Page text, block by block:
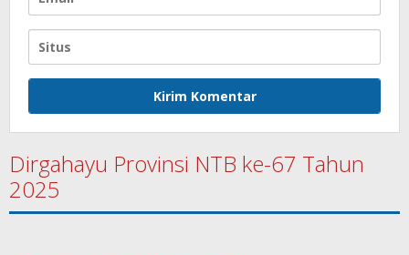
Dirgahayu Provinsi NTB ke-67 Tahun
2025